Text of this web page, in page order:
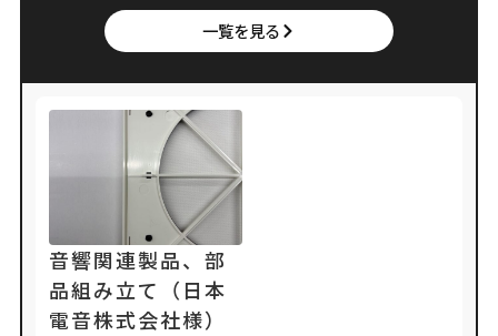
一覧を見る
音響関連製品、部
品組み立て（日本
電音株式会社様）